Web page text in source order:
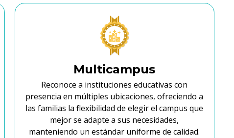
Multicampus
Reconoce a instituciones educativas con
presencia en múltiples ubicaciones, ofreciendo a
las familias la flexibilidad de elegir el campus que
mejor se adapte a sus necesidades,
manteniendo un estándar uniforme de calidad.